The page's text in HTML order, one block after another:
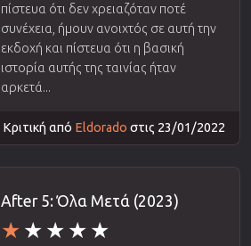
πίστευα ότι δεν χρειαζόταν ποτέ
συνέχεια, ήμουν ανοιχτός σε αυτή την
εκδοχή και πίστευα ότι η βασική
ιστορία αυτής της ταινίας ήταν
αρκετά...
Κριτική από Eldorado στις 23/01/2022
After 5: Όλα Μετά (2023)